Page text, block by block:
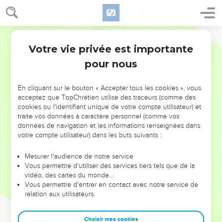
NE MANQUEZ PAS L’ÉVÉNEMENT
DE L’ANNÉE !
ET SI LEURS ERREURS POUVAIENT VOUS ÉVITER LES
VOTRES ?
leur foi ou leur vision. Mais on voit moins les doutes, les erreurs
et les saisons difficiles qu'ils ont traversés, alors même que ce
sont elles qui les ont façonnés.
Dans cette conférence, leaders, entrepreneurs, et responsables
clés pour avancer avec plus de sagesse afin que leurs erreurs
Votre vie privée est importante
pour nous
En cliquant sur le bouton « Accepter tous les cookies », vous
acceptez que TopChrétien utilise des traceurs (comme des
cookies ou l'identifiant unique de votre compte utilisateur) et
traite vos données à caractère personnel (comme vos
données de navigation et les informations renseignées dans
votre compte utilisateur) dans les buts suivants :
Mesurer l'audience de notre service
Vous permettre d'utiliser des services tiers tels que de la
vidéo, des cartes du monde…
Vous permettre d'entrer en contact avec notre service de
relation aux utilisateurs.
Choisir mes cookies